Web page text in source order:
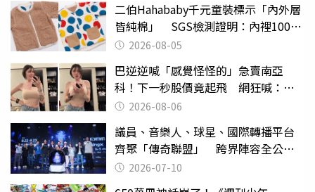
二伯Hahababy千元童裝標示「內外層
皆純棉」 SGS檢測證明：內裡100%
聚酯纖維
2026-08-05
巴逆逆喊「感覺怪怪的」急賣南亞
科！下一秒股價竟起飛 網狂喊：大V
天龍2026-08-06
議員、音樂人、球星、國際轉播平台
齊聚「傳奇聯盟」 跨界陣容全公
開 劍指亞洲新傳奇聯賽
2026-07-10